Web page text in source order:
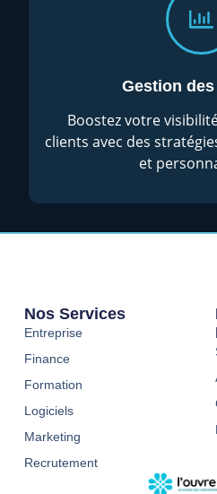
Gestion
Boostez votre
clients avec des
et
Nos Services
Entreprise
Finance
Formation
Logiciels
Marketing
Recrutement